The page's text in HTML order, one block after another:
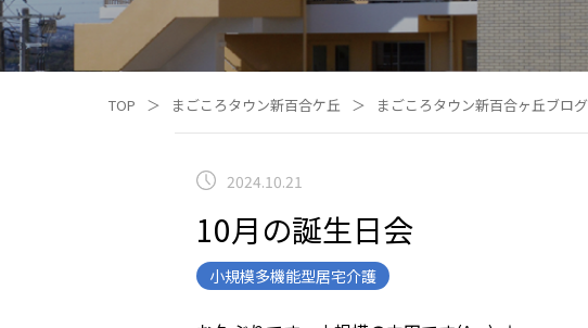
TOP ＞ まごころタウン新百合ケ丘 ＞ まごころタウン新百合ヶ丘ブログ
2024.10.21
10月の誕生日会
小規模多機能型居宅介護